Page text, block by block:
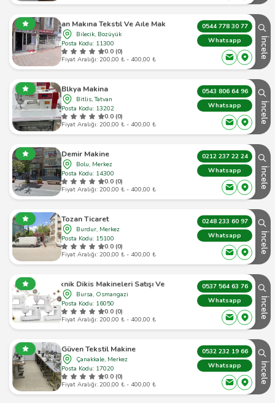
Aslan Makına Tekstıl Ve Aıle Makınaları
Bilecik, Bozüyük
Posta Kodu: 11300
0.0 (0)
Fiyat Aralığı: 200,00 ₺ - 400,00 ₺
0544 778 30 77
Whatsapp
İncele
Blkya Makina
Bitlis, Tatvan
Posta Kodu: 13202
0.0 (0)
Fiyat Aralığı: 200,00 ₺ - 400,00 ₺
0543 806 64 96
Whatsapp
İncele
Demir Makine
Bolu, Merkez
Posta Kodu: 14300
0.0 (0)
Fiyat Aralığı: 200,00 ₺ - 400,00 ₺
0212 237 22 24
Whatsapp
İncele
Tozan Ticaret
Burdur, Merkez
Posta Kodu: 15100
0.0 (0)
Fiyat Aralığı: 200,00 ₺ - 400,00 ₺
0248 233 60 97
Whatsapp
İncele
Dikis Makineleri Satışı Ve Servisi Janome Bayi Ve Servisi
Bursa, Osmangazi
Posta Kodu: 16050
0.0 (0)
Fiyat Aralığı: 200,00 ₺ - 400,00 ₺
0537 564 63 76
Whatsapp
İncele
Güven Tekstil Makine
Çanakkale, Merkez
Posta Kodu: 17020
0.0 (0)
Fiyat Aralığı: 200,00 ₺ - 400,00 ₺
0532 232 19 66
Whatsapp
İncele